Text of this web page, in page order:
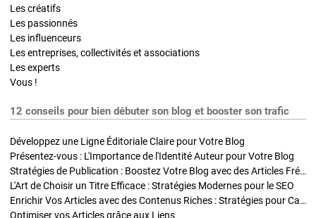
Les créatifs
Les passionnés
Les influenceurs
Les entreprises, collectivités et associations
Les experts
Vous !
12 conseils pour bien débuter son blog et booster son trafic
Développez une Ligne Éditoriale Claire pour Votre Blog
Présentez-vous : L'Importance de l'Identité Auteur pour Votre Blog
Stratégies de Publication : Boostez Votre Blog avec des Articles Fréquents et Exclusifs
L'Art de Choisir un Titre Efficace : Stratégies Modernes pour le SEO
Enrichir Vos Articles avec des Contenus Riches : Stratégies pour Captiver et Optimiser
Optimiser vos Articles grâce aux Liens